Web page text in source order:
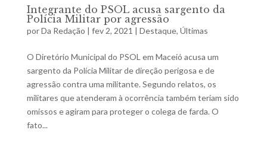
Integrante do PSOL acusa sargento da
Polícia Militar por agressão
porDa Redação | fev 2, 2021 | Destaque, Últimas
O Diretório Municipal do PSOL em Maceió acusa um
sargento da Polícia Militar de direção perigosa e de
agressão contra uma militante. Segundo relatos, os
militares que atenderam à ocorrência também teriam sido
omissos e agiram para proteger o colega de farda. O
fato...